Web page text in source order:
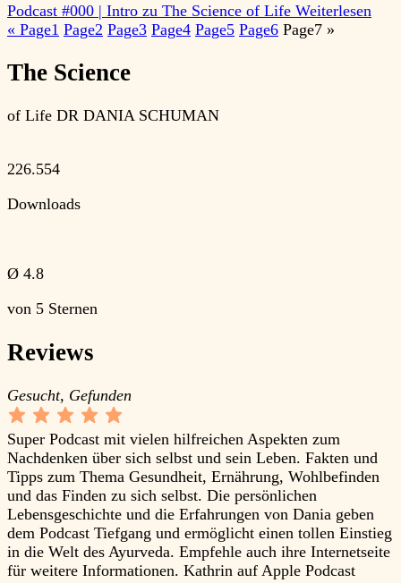
Podcast #000 | Intro zu The Science of Life Weiterlesen
« Page1 Page2 Page3 Page4 Page5 Page6 Page7 »
The Science
of Life DR DANIA SCHUMAN
226.554
Downloads
Ø 4.8
von 5 Sternen
Reviews
Gesucht, Gefunden
Super Podcast mit vielen hilfreichen Aspekten zum
Nachdenken über sich selbst und sein Leben. Fakten und
Tipps zum Thema Gesundheit, Ernährung, Wohlbefinden
und das Finden zu sich selbst. Die persönlichen
Lebensgeschichte und die Erfahrungen von Dania geben
dem Podcast Tiefgang und ermöglicht einen tollen Einstieg
in die Welt des Ayurveda. Empfehle auch ihre Internetseite
für weitere Informationen. Kathrin auf Apple Podcast